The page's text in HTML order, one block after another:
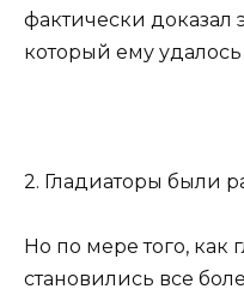
фактически доказал
который ему удалось
2. Гладиаторы были
Но по мере того, как
становились все